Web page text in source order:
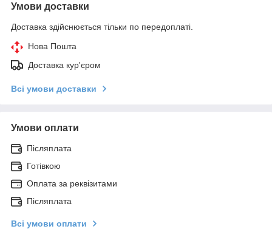
Умови доставки
Доставка здійснюється тільки по передоплаті.
Нова Пошта
Доставка кур'єром
Всі умови доставки
Умови оплати
Післяплата
Готівкою
Оплата за реквізитами
Післяплата
Всі умови оплати